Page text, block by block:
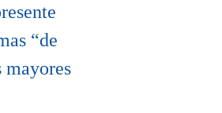
“de
mayores